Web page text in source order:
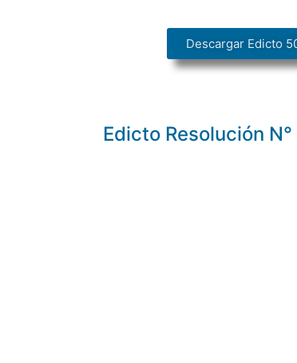
Descargar Edicto
Edicto Resolución